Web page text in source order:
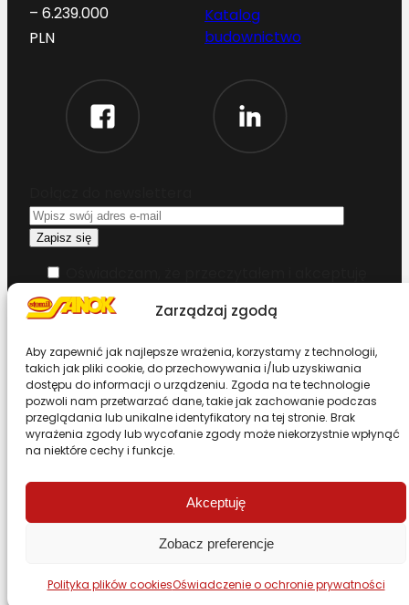
Zarządzaj zgodą
Aby zapewnić jak najlepsze wrażenia, korzystamy z technologii,
takich jak pliki cookie, do przechowywania i/lub uzyskiwania
dostępu do informacji o urządzeniu. Zgoda na te technologie
pozwoli nam przetwarzać dane, takie jak zachowanie podczas
przeglądania lub unikalne identyfikatory na tej stronie. Brak
wyrażenia zgody lub wycofanie zgody może niekorzystnie wpłynąć
na niektóre cechy i funkcje.
Akceptuję
Zobacz preferencje
Polityka plików cookiesOświadczenie o ochronie prywatności
– 6.239.000
PLN
Katalog
budownictwo
warunki korzystania z serwisu
Design & Code by Foxstudio.eu
Przewiń stronę do góry